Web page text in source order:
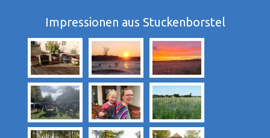
Impressionen aus Stuckenborstel